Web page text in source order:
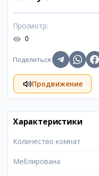
Просмотр:
0
Поделиться:
Продвижение
Характеристики
Количество комнат
Меблирована